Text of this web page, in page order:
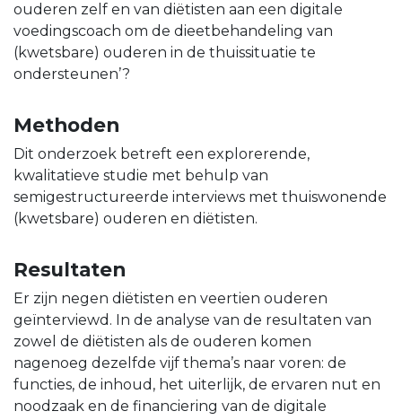
ouderen zelf en van diëtisten aan een digitale
voedingscoach om de dieetbehandeling van
(kwetsbare) ouderen in de thuissituatie te
ondersteunen’?
Methoden
Dit onderzoek betreft een explorerende,
kwalitatieve studie met behulp van
semigestructureerde interviews met thuiswonende
(kwetsbare) ouderen en diëtisten.
Resultaten
Er zijn negen diëtisten en veertien ouderen
geïnterviewd. In de analyse van de resultaten van
zowel de diëtisten als de ouderen komen
nagenoeg dezelfde vijf thema’s naar voren: de
functies, de inhoud, het uiterlijk, de ervaren nut en
noodzaak en de financiering van de digitale